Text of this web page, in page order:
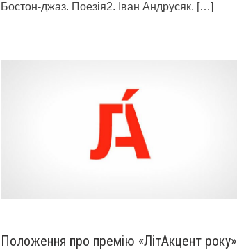
Бостон-джаз. Поезія2. Іван Андрусяк. […]
Положення про премію «ЛітАкцент року»